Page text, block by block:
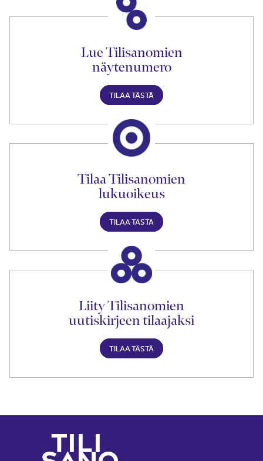
Lue Tilisanomien
näytenumero
TILAA TÄSTÄ
Tilaa Tilisanomien
lukuoikeus
TILAA TÄSTÄ
Liity Tilisanomien
uutiskirjeen tilaajaksi
TILAA TÄSTÄ